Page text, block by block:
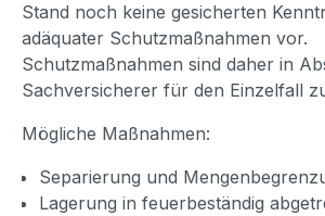
Stand noch keine gesicherten
adäquater Schutzmaßnahmen vor.
Schutzmaßnahmen sind daher in
Sachversicherer für den Einzelfall
Mögliche Maßnahmen:
Separierung und
Lagerung in feuerbeständig